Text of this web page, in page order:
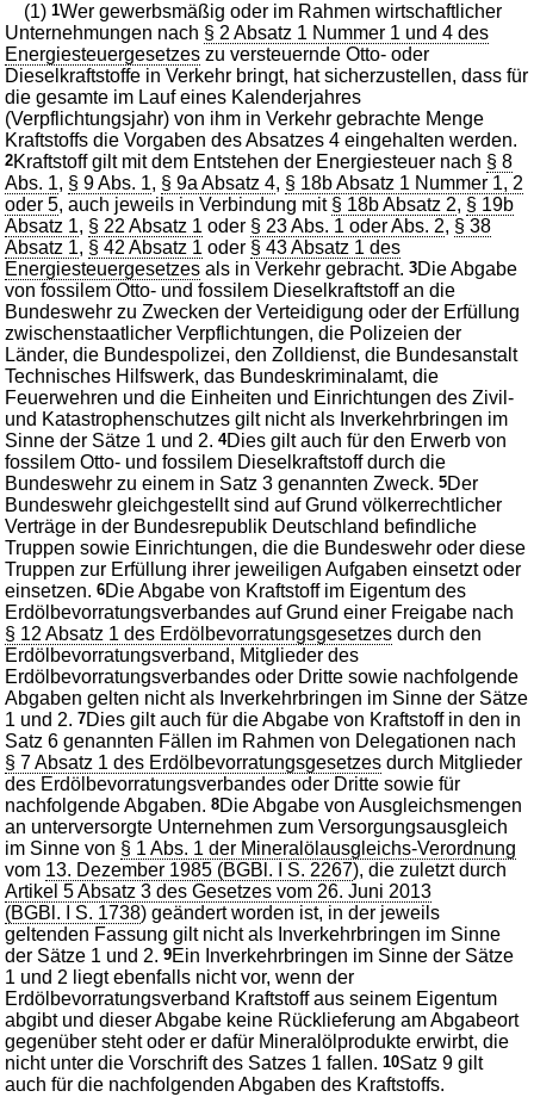
(1)1Wer gewerbsmäßig oder im Rahmen wirtschaftlicher
Unternehmungen nach § 2 Absatz 1 Nummer 1 und 4 des
Energiesteuergesetzes zu versteuernde Otto- oder
Dieselkraftstoffe in Verkehr bringt, hat sicherzustellen, dass für
die gesamte im Lauf eines Kalenderjahres
(Verpflichtungsjahr) von ihm in Verkehr gebrachte Menge
Kraftstoffs die Vorgaben des Absatzes 4 eingehalten werden.
2Kraftstoff gilt mit dem Entstehen der Energiesteuer nach § 8
Abs. 1, § 9 Abs. 1, § 9a Absatz 4, § 18b Absatz 1 Nummer 1, 2
oder 5, auch jeweils in Verbindung mit § 18b Absatz 2, § 19b
Absatz 1, § 22 Absatz 1 oder § 23 Abs. 1 oder Abs. 2, § 38
Absatz 1, § 42 Absatz 1 oder § 43 Absatz 1 des
Energiesteuergesetzes als in Verkehr gebracht.3Die Abgabe
von fossilem Otto- und fossilem Dieselkraftstoff an die
Bundeswehr zu Zwecken der Verteidigung oder der Erfüllung
zwischenstaatlicher Verpflichtungen, die Polizeien der
Länder, die Bundespolizei, den Zolldienst, die Bundesanstalt
Technisches Hilfswerk, das Bundeskriminalamt, die
Feuerwehren und die Einheiten und Einrichtungen des Zivil-
und Katastrophenschutzes gilt nicht als Inverkehrbringen im
Sinne der Sätze 1 und 2.4Dies gilt auch für den Erwerb von
fossilem Otto- und fossilem Dieselkraftstoff durch die
Bundeswehr zu einem in Satz 3 genannten Zweck.5Der
Bundeswehr gleichgestellt sind auf Grund völkerrechtlicher
Verträge in der Bundesrepublik Deutschland befindliche
Truppen sowie Einrichtungen, die die Bundeswehr oder diese
Truppen zur Erfüllung ihrer jeweiligen Aufgaben einsetzt oder
einsetzen.6Die Abgabe von Kraftstoff im Eigentum des
Erdölbevorratungsverbandes auf Grund einer Freigabe nach
§ 12 Absatz 1 des Erdölbevorratungsgesetzes durch den
Erdölbevorratungsverband, Mitglieder des
Erdölbevorratungsverbandes oder Dritte sowie nachfolgende
Abgaben gelten nicht als Inverkehrbringen im Sinne der Sätze
1 und 2.7Dies gilt auch für die Abgabe von Kraftstoff in den in
Satz 6 genannten Fällen im Rahmen von Delegationen nach
§ 7 Absatz 1 des Erdölbevorratungsgesetzes durch Mitglieder
des Erdölbevorratungsverbandes oder Dritte sowie für
nachfolgende Abgaben.8Die Abgabe von Ausgleichsmengen
an unterversorgte Unternehmen zum Versorgungsausgleich
im Sinne von § 1 Abs. 1 der Mineralölausgleichs-Verordnung
vom 13. Dezember 1985 (BGBl. I S. 2267), die zuletzt durch
Artikel 5 Absatz 3 des Gesetzes vom 26. Juni 2013
(BGBl. I S. 1738) geändert worden ist, in der jeweils
geltenden Fassung gilt nicht als Inverkehrbringen im Sinne
der Sätze 1 und 2.9Ein Inverkehrbringen im Sinne der Sätze
1 und 2 liegt ebenfalls nicht vor, wenn der
Erdölbevorratungsverband Kraftstoff aus seinem Eigentum
abgibt und dieser Abgabe keine Rücklieferung am Abgabeort
gegenüber steht oder er dafür Mineralölprodukte erwirbt, die
nicht unter die Vorschrift des Satzes 1 fallen.10Satz 9 gilt
auch für die nachfolgenden Abgaben des Kraftstoffs.